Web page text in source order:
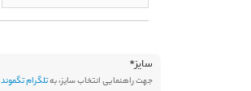
سایز*
جهت راهنمایی انتخاب سایز، بهتلگرام تگموند